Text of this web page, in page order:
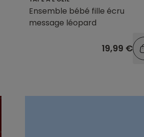
Ensemble bébé fille écru
message léopard
19,99 €